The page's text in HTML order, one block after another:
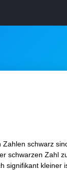
schwarz
schwarzen Zahl
signifikant kleiner